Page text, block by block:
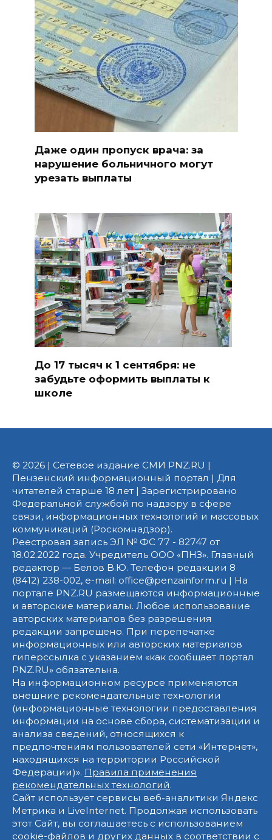
Даже один пропуск врача: за
нарушение больничного могут
урезать выплаты
До 17 тысяч к 1 сентября: не
забудьте оформить выплаты к
школе
© 2026 | Сетевое издание СМИ PNZ.RU |
Пензенский информационный портал | Для
читателей старше 18 лет | Зарегистрировано
Федеральной службой по надзору в сфере
связи, информационных технологий и массовых
коммуникаций (Роскомнадзор).
Реестровая запись ЭЛ № ФС 77 - 82747 от
18.02.2022 года. Учредитель ООО «ПНЗ». Главный
редактор — Белов В.Ю. Телефон редакции 8
(8412) 238-002, e-mail: office@penzainform.ru | На
портале PNZ.RU размещаются информационные
и авторские материалы. Любое использование
авторских материалов без разрешения
редакции запрещено. При перепечатке
информационных или авторских материалов
гиперссылка с указанием «как сообщает портал
PNZ.RU» обязательна.
На информационном ресурсе применяются
внешние рекомендательные технологии
(информационные технологии предоставления
информации на основе сбора, систематизации и
анализа сведений, относящихся к
предпочтениям пользователей сети «Интернет»,
находящихся на территории Российской
Федерации)». Правила применения
рекомендательных технологий.
Сайт использует сервисы веб-аналитики Яндекс
Метрика и LiveInternet. Продолжая использовать
этот Сайт, вы соглашаетесь с использованием
cookie-файлов и других данных в соответствии с